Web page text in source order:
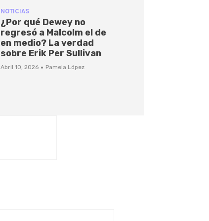
NOTICIAS
¿Por qué Dewey no
regresó a Malcolm el de
en medio? La verdad
sobre Erik Per Sullivan
Abril 10, 2026 · Pamela López